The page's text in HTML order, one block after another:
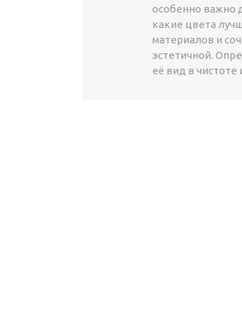
особенно важно
какие цвета
материалов и
эстетичной.
её вид в чистоте